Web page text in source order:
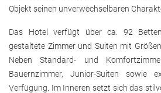
Objekt seinen unverwechselbaren
Das Hotel verfügt über ca. 92
gestaltete Zimmer und Suiten mit
Neben Standard- und
Bauernzimmer, Junior-Suiten sowie
Verfügung. Im Inneren setzt sich das